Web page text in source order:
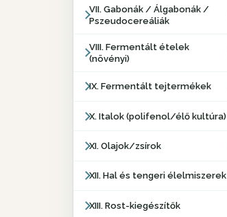
VII. Gabonák / Álgabonák /
Pszeudocereáliák
VIII. Fermentált ételek
(növényi)
IX. Fermentált tejtermékek
X. Italok (polifenol/élő kultúra)
XI. Olajok/zsírok
XII. Hal és tengeri élelmiszerek
XIII. Rost-kiegészítők